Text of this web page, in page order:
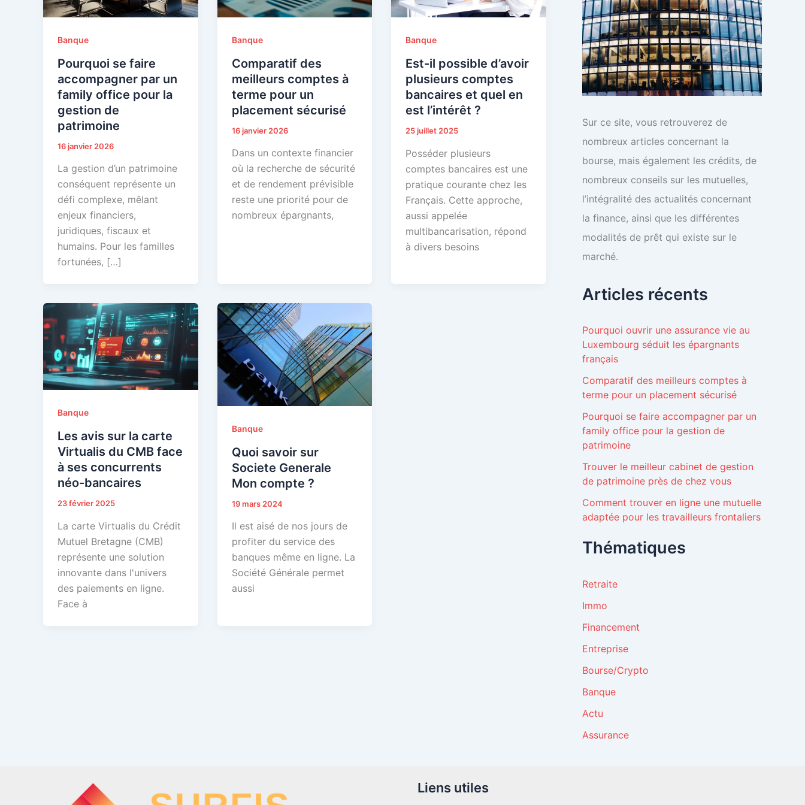
Banque
Pourquoi se faire
accompagner par un
family office pour la
gestion de
patrimoine
16 janvier 2026
La gestion d’un patrimoine
conséquent représente un
défi complexe, mêlant
enjeux financiers,
juridiques, fiscaux et
humains. Pour les familles
fortunées, […]
Banque
Comparatif des
meilleurs comptes à
terme pour un
placement sécurisé
16 janvier 2026
Dans un contexte financier
où la recherche de sécurité
et de rendement prévisible
reste une priorité pour de
nombreux épargnants,
Banque
Est-il possible d’avoir
plusieurs comptes
bancaires et quel en
est l’intérêt ?
25 juillet 2025
Posséder plusieurs
comptes bancaires est une
pratique courante chez les
Français. Cette approche,
aussi appelée
multibancarisation, répond
à divers besoins
Banque
Les avis sur la carte
Virtualis du CMB face
à ses concurrents
néo-bancaires
23 février 2025
La carte Virtualis du Crédit
Mutuel Bretagne (CMB)
représente une solution
innovante dans l'univers
des paiements en ligne.
Face à
Banque
Quoi savoir sur
Societe Generale
Mon compte ?
19 mars 2024
Il est aisé de nos jours de
profiter du service des
banques même en ligne. La
Société Générale permet
aussi
:
Sur ce site, vous retrouverez de
nombreux articles concernant la
bourse, mais également les crédits, de
nombreux conseils sur les mutuelles,
l’intégralité des actualités concernant
la finance, ainsi que les différentes
modalités de prêt qui existe sur le
marché.
Articles récents
Pourquoi ouvrir une assurance vie au
Luxembourg séduit les épargnants
français
Comparatif des meilleurs comptes à
terme pour un placement sécurisé
Pourquoi se faire accompagner par un
family office pour la gestion de
patrimoine
Trouver le meilleur cabinet de gestion
de patrimoine près de chez vous
Comment trouver en ligne une mutuelle
adaptée pour les travailleurs frontaliers
Thématiques
Retraite
Immo
Financement
Entreprise
Bourse/Crypto
Banque
Actu
Assurance
Liens utiles